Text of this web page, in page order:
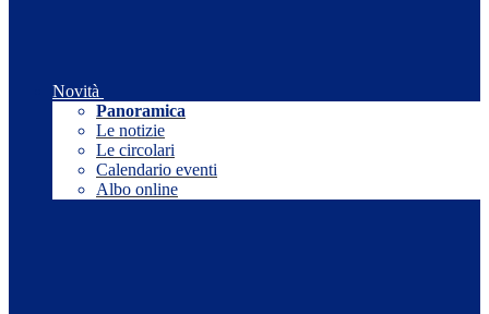
Novità
Panoramica
Le notizie
Le circolari
Calendario eventi
Albo online